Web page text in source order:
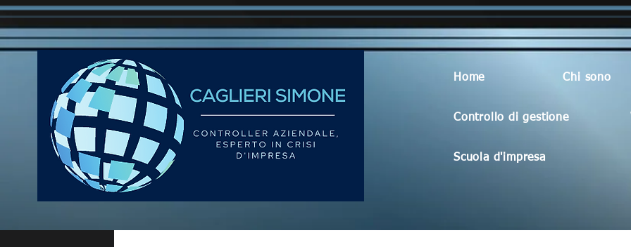
Home Chi sono
Controllo di gestione
Scuola d'impresa